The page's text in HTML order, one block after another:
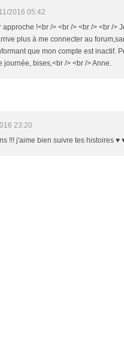
2016 05:42
approche !<br /> <br /> <br /> <br />
plus à me connecter au
que mon compte est inactif.
journée, bises,<br /> <br /> Anne.
23:20
!!! j'aime bien suivre tes histoires ♥